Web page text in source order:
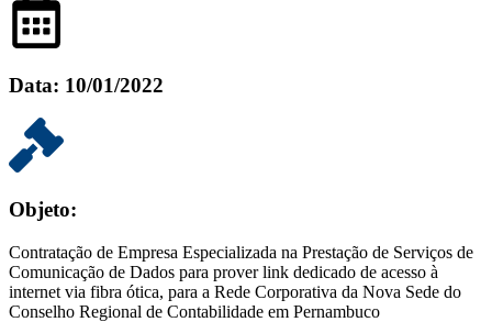
Data: 10/01/2022
Objeto:
Contratação de Empresa Especializada na Prestação de Serviços de
Comunicação de Dados para prover link dedicado de acesso à
internet via fibra ótica, para a Rede Corporativa da Nova Sede do
Conselho Regional de Contabilidade em Pernambuco